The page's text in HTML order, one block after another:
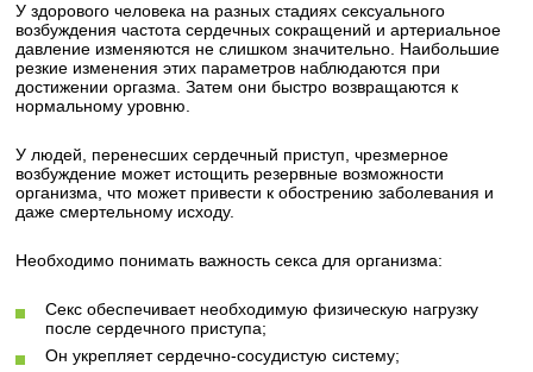
У здорового человека на разных стадиях сексуального
возбуждения частота сердечных сокращений и артериальное
давление изменяются не слишком значительно. Наибольшие
резкие изменения этих параметров наблюдаются при
достижении оргазма. Затем они быстро возвращаются к
нормальному уровню.
У людей, перенесших сердечный приступ, чрезмерное
возбуждение может истощить резервные возможности
организма, что может привести к обострению заболевания и
даже смертельному исходу.
Необходимо понимать важность секса для организма:
Секс обеспечивает необходимую физическую нагрузку
после сердечного приступа;
Он укрепляет сердечно-сосудистую систему;